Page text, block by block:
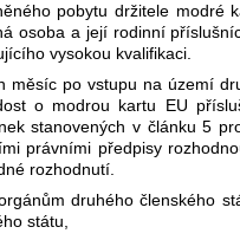
pobytu držitele modré
osoba a její rodinní
vysokou kvalifikaci.
po vstupu na území
o modrou kartu EU
stanovených v článku 5
právními předpisy
rozhodnutí.
druhého členského
státu,